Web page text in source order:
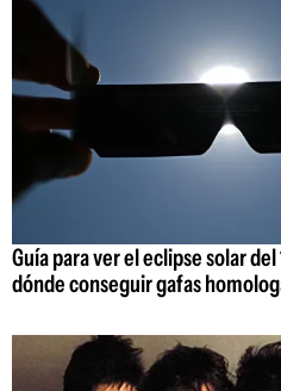
Guía para ver el eclipse solar
dónde conseguir gafas